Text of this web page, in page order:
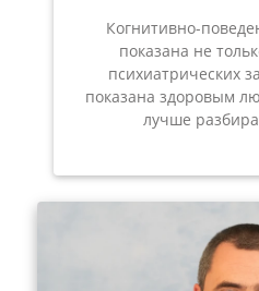
Когнитивно-
показана не
психиатрических
показана здоровым
лучше